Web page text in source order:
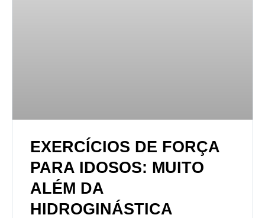
EXERCÍCIOS DE FORÇA
PARA IDOSOS: MUITO
ALÉM DA
HIDROGINÁSTICA